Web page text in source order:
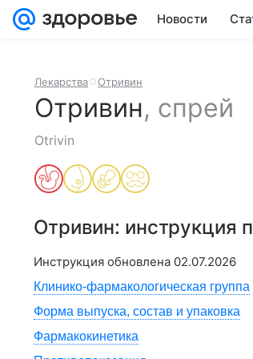
Новости
Лекарства Отривин
Отривин, спрей
Otrivin
Отривин: инструкция
Инструкция обновлена 02.07.2026
Клинико-фармакологическая группа
Форма выпуска, состав и упаковка
Фармакокинетика